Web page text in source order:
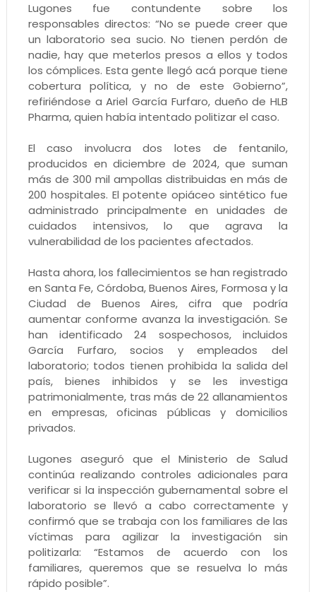
Lugones fue contundente sobre los
responsables directos: “No se puede creer que
un laboratorio sea sucio. No tienen perdón de
nadie, hay que meterlos presos a ellos y todos
los cómplices. Esta gente llegó acá porque tiene
cobertura política, y no de este Gobierno”,
refiriéndose a Ariel García Furfaro, dueño de HLB
Pharma, quien había intentado politizar el caso.
El caso involucra dos lotes de fentanilo,
producidos en diciembre de 2024, que suman
más de 300 mil ampollas distribuidas en más de
200 hospitales. El potente opiáceo sintético fue
administrado principalmente en unidades de
cuidados intensivos, lo que agrava la
vulnerabilidad de los pacientes afectados.
Hasta ahora, los fallecimientos se han registrado
en Santa Fe, Córdoba, Buenos Aires, Formosa y la
Ciudad de Buenos Aires, cifra que podría
aumentar conforme avanza la investigación. Se
han identificado 24 sospechosos, incluidos
García Furfaro, socios y empleados del
laboratorio; todos tienen prohibida la salida del
país, bienes inhibidos y se les investiga
patrimonialmente, tras más de 22 allanamientos
en empresas, oficinas públicas y domicilios
privados.
Lugones aseguró que el Ministerio de Salud
continúa realizando controles adicionales para
verificar si la inspección gubernamental sobre el
laboratorio se llevó a cabo correctamente y
confirmó que se trabaja con los familiares de las
víctimas para agilizar la investigación sin
politizarla: “Estamos de acuerdo con los
familiares, queremos que se resuelva lo más
rápido posible”.